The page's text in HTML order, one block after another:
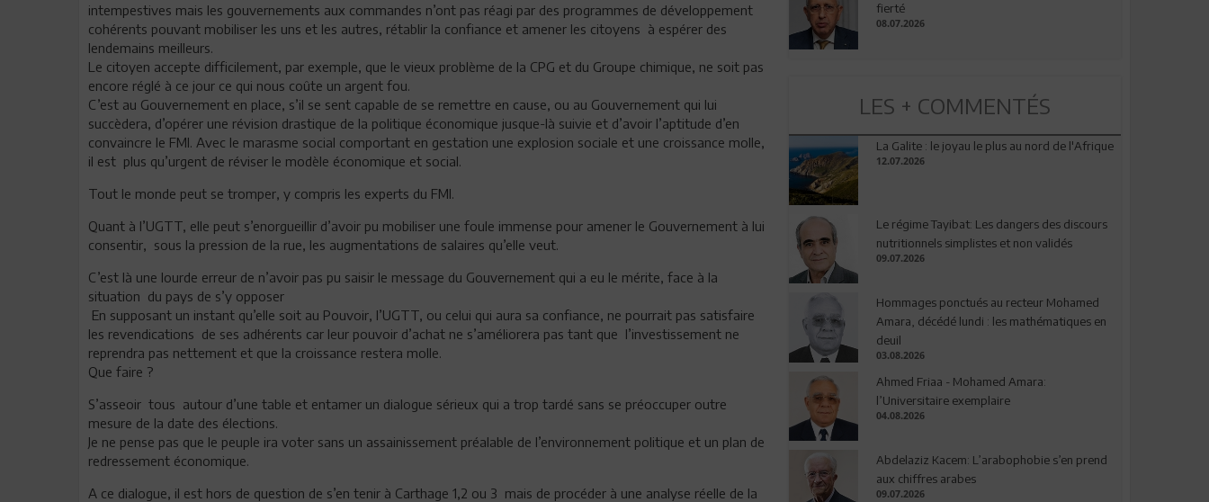
intempestives mais les gouvernements aux commandes n’ont pas réagi par des programmes de développement
cohérents pouvant mobiliser les uns et les autres, rétablir la confiance et amener les citoyens à espérer des
lendemains meilleurs.
Le citoyen accepte difficilement, par exemple, que le vieux problème de la CPG et du Groupe chimique, ne soit pas
encore réglé à ce jour ce qui nous coûte un argent fou.
C’est au Gouvernement en place, s’il se sent capable de se remettre en cause, ou au Gouvernement qui lui
succèdera, d’opérer une révision drastique de la politique économique jusque-là suivie et d’avoir l’aptitude d’en
convaincre le FMI. Avec le marasme social comportant en gestation une explosion sociale et une croissance molle,
il est plus qu’urgent de réviser le modèle économique et social.
Tout le monde peut se tromper, y compris les experts du FMI.
Quant à l’UGTT, elle peut s’enorgueillir d’avoir pu mobiliser une foule immense pour amener le Gouvernement à lui
consentir, sous la pression de la rue, les augmentations de salaires qu’elle veut.
C’est là une lourde erreur de n’avoir pas pu saisir le message du Gouvernement qui a eu le mérite, face à la
situation du pays de s’y opposer
En supposant un instant qu’elle soit au Pouvoir, l’UGTT, ou celui qui aura sa confiance, ne pourrait pas satisfaire
les revendications de ses adhérents car leur pouvoir d’achat ne s’améliorera pas tant que l’investissement ne
reprendra pas nettement et que la croissance restera molle.
Que faire ?
S’asseoir tous autour d’une table et entamer un dialogue sérieux qui a trop tardé sans se préoccuper outre
mesure de la date des élections.
Je ne pense pas que le peuple ira voter sans un assainissement préalable de l’environnement politique et un plan de
redressement économique.
A ce dialogue, il est hors de question de s’en tenir à Carthage 1,2 ou 3 mais de procéder à une analyse réelle de la
fierté
08.07.2026
LES + COMMENTÉS
La Galite : le joyau le plus au nord de l'Afrique
12.07.2026
Le régime Tayibat: Les dangers des discours
nutritionnels simplistes et non validés
09.07.2026
Hommages ponctués au recteur Mohamed
Amara, décédé lundi : les mathématiques en
deuil
03.08.2026
Ahmed Friaa - Mohamed Amara:
l’Universitaire exemplaire
04.08.2026
Abdelaziz Kacem: L’arabophobie s’en prend
aux chiffres arabes
09.07.2026